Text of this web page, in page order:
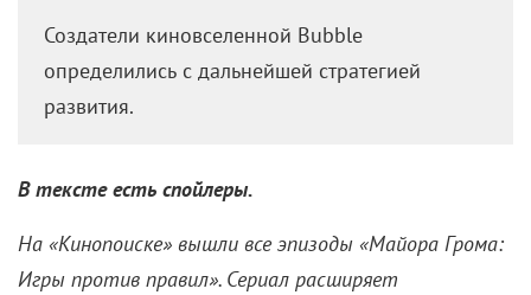
Создатели киновселенной Bubble
определились с дальнейшей стратегией
развития.
В тексте есть спойлеры.
На «Кинопоиске» вышли все эпизоды «Майора Грома:
Игры против правил». Сериал расширяет